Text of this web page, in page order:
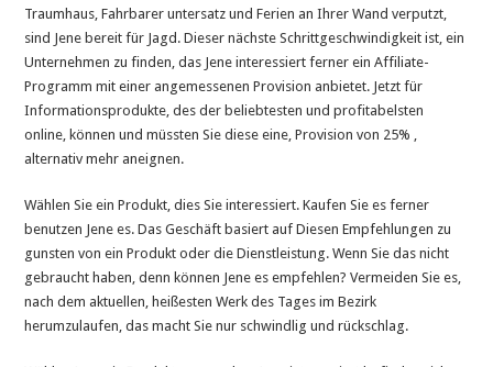
Traumhaus, Fahrbarer untersatz und Ferien an Ihrer Wand verputzt,
sind Jene bereit für Jagd. Dieser nächste Schrittgeschwindigkeit ist, ein
Unternehmen zu finden, das Jene interessiert ferner ein Affiliate-
Programm mit einer angemessenen Provision anbietet. Jetzt für
Informationsprodukte, des der beliebtesten und profitabelsten
online, können und müssten Sie diese eine, Provision von 25% ,
alternativ mehr aneignen.
Wählen Sie ein Produkt, dies Sie interessiert. Kaufen Sie es ferner
benutzen Jene es. Das Geschäft basiert auf Diesen Empfehlungen zu
gunsten von ein Produkt oder die Dienstleistung. Wenn Sie das nicht
gebraucht haben, denn können Jene es empfehlen? Vermeiden Sie es,
nach dem aktuellen, heißesten Werk des Tages im Bezirk
herumzulaufen, das macht Sie nur schwindlig und rückschlag.